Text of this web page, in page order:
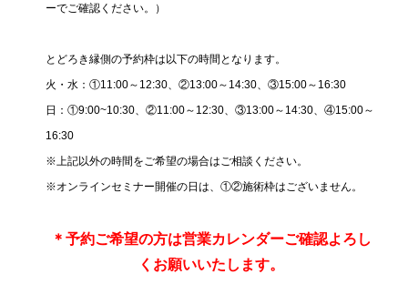
ーでご確認ください。）
とどろき縁側の予約枠は以下の時間となります。
火・水：①11:00～12:30、②13:00～14:30、③15:00～16:30
日：①9:00~10:30、②11:00～12:30、③13:00～14:30、④15:00～
16:30
※上記以外の時間をご希望の場合はご相談ください。
※オンラインセミナー開催の日は、①②施術枠はございません。
＊ 予約ご希望の方は営業カレンダーご確認よろし
くお願いいたします。